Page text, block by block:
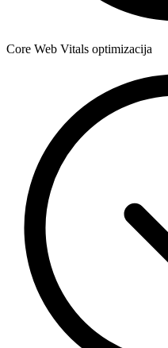
Core Web Vitals optimizacija